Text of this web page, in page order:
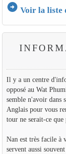
arrow_circle_right Voir la liste
Il y a un centre
opposé au Wat
semble n'avoir dans
Anglais pour vous
tour ne serait-ce
Nan est très facile à
servent aussi